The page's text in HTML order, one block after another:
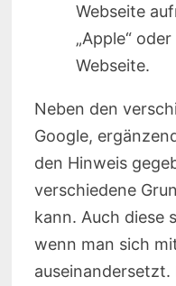
Webseite
„Apple“
Webseite.
Neben den
Google,
den Hinweis
verschiedene
kann. Auch diese
wenn man sich